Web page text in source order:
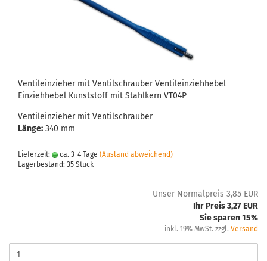
Ventileinzieher mit Ventilschrauber Ventileinziehhebel
Einziehhebel Kunststoff mit Stahlkern VT04P
Ventileinzieher mit Ventilschrauber
Länge: 340 mm
Lieferzeit: ca. 3-4 Tage (Ausland abweichend)
Lagerbestand: 35 Stück
Unser Normalpreis 3,85 EUR
Ihr Preis 3,27 EUR
Sie sparen 15%
inkl. 19% MwSt. zzgl. Versand